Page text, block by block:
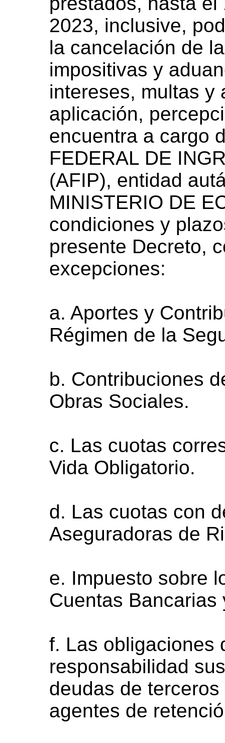
2023, inclusive,
la cancelación de
impositivas y
intereses, multas y
aplicación,
encuentra a cargo
FEDERAL DE
(AFIP), entidad
MINISTERIO DE
condiciones y
presente Decreto,
excepciones:
a. Aportes y
Régimen de la
b. Contribuciones
Obras Sociales.
c. Las cuotas
Vida Obligatorio.
d. Las cuotas con
Aseguradoras de
e. Impuesto sobre
Cuentas
f. Las obligaciones
responsabilidad
deudas de
agentes de